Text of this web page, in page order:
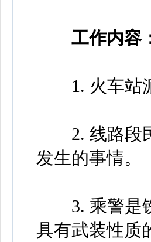
工作内容
1. 火车站派
2. 线路段民
发生的事情。
3. 乘警是铁
具有武装性质